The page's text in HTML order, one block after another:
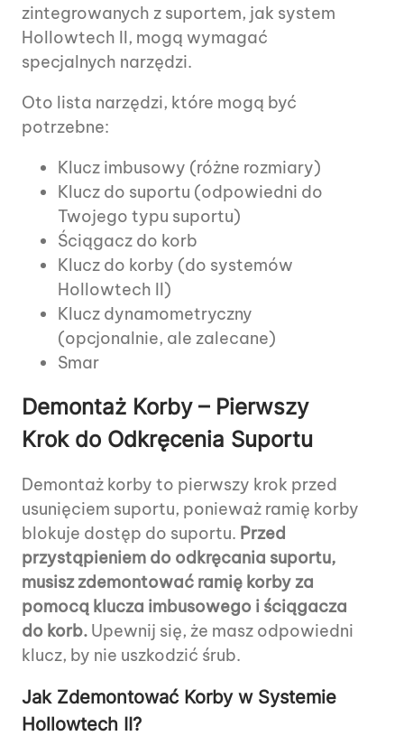
zintegrowanych z suportem, jak system
Hollowtech II, mogą wymagać
specjalnych narzędzi.
Oto lista narzędzi, które mogą być
potrzebne:
Klucz imbusowy (różne rozmiary)
Klucz do suportu (odpowiedni do
Twojego typu suportu)
Ściągacz do korb
Klucz do korby (do systemów
Hollowtech II)
Klucz dynamometryczny
(opcjonalnie, ale zalecane)
Smar
Demontaż Korby – Pierwszy
Krok do Odkręcenia Suportu
Demontaż korby to pierwszy krok przed
usunięciem suportu, ponieważ ramię korby
blokuje dostęp do suportu. Przed
przystąpieniem do odkręcania suportu,
musisz zdemontować ramię korby za
pomocą klucza imbusowego i ściągacza
do korb. Upewnij się, że masz odpowiedni
klucz, by nie uszkodzić śrub.
Jak Zdemontować Korby w Systemie
Hollowtech II?